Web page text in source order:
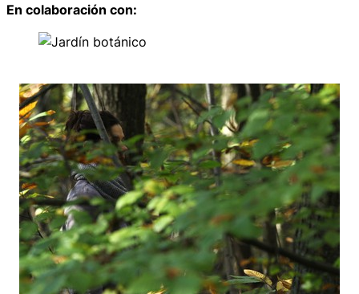
En colaboración con: